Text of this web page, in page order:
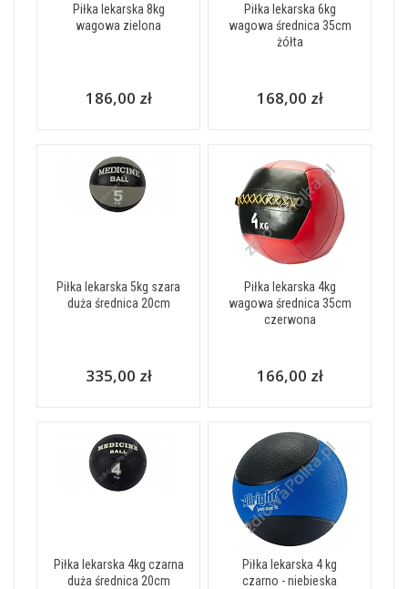
Piłka lekarska 8kg
wagowa zielona
186,00 zł
Piłka lekarska 6kg
wagowa średnica 35cm
żółta
168,00 zł
Piłka lekarska 5kg szara
duża średnica 20cm
335,00 zł
Piłka lekarska 4kg
wagowa średnica 35cm
czerwona
166,00 zł
Piłka lekarska 4kg czarna
duża średnica 20cm
Piłka lekarska 4 kg
czarno - niebieska